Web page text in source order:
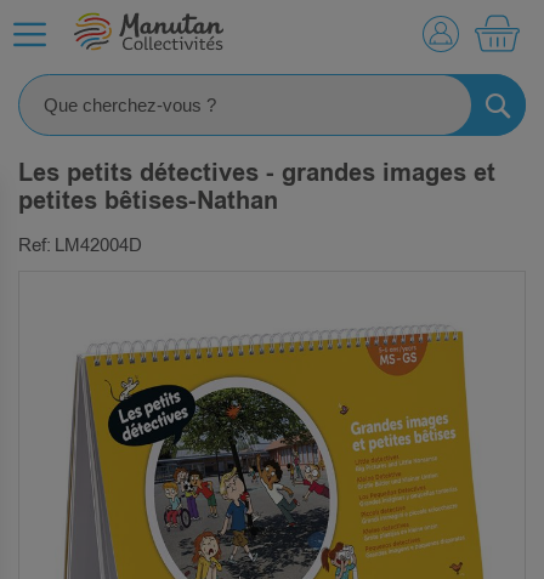
Les petits détectives - grandes images et
petites bêtises-Nathan
Ref: LM42004D
IMAGES
GALLERY